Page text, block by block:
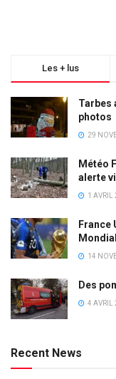
Les + lus
Tarbes
photos
29
Météo
alerte
1 AVRIL
France
14
Des
4 AVRIL
Recent News